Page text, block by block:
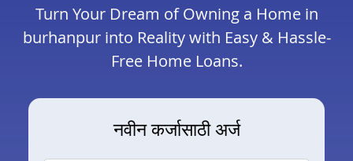
Turn Your Dream of Owning a Home in
burhanpur into Reality with Easy & Hassle-
Free Home Loans.
नवीन कर्जासाठी अर्ज